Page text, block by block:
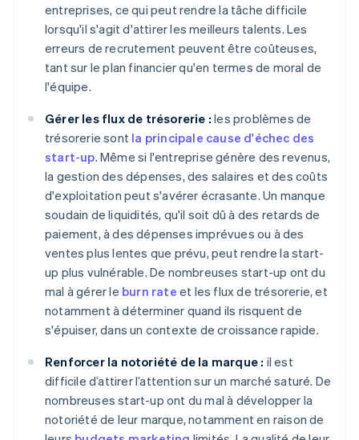
entreprises, ce qui peut rendre la tâche difficile
lorsqu'il s'agit d'attirer les meilleurs talents. Les
erreurs de recrutement peuvent être coûteuses,
tant sur le plan financier qu'en termes de moral de
l'équipe.
Gérer les flux de trésorerie : les problèmes de
trésorerie sont la principale cause d'échec des
start-up. Même si l'entreprise génère des revenus,
la gestion des dépenses, des salaires et des coûts
d'exploitation peut s'avérer écrasante. Un manque
soudain de liquidités, qu'il soit dû à des retards de
paiement, à des dépenses imprévues ou à des
ventes plus lentes que prévu, peut rendre la start-
up plus vulnérable. De nombreuses start-up ont du
mal à gérer le burn rate et les flux de trésorerie, et
notamment à déterminer quand ils risquent de
s'épuiser, dans un contexte de croissance rapide.
Renforcer la notoriété de la marque : il est
difficile d’attirer l’attention sur un marché saturé. De
nombreuses start-up ont du mal à développer la
notoriété de leur marque, notamment en raison de